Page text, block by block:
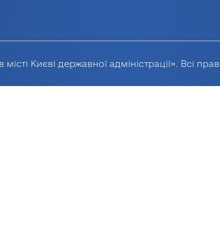
Києві державної адміністрації». Всі